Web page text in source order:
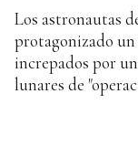
Los astronautas
protagonizado
increpados por
lunares de